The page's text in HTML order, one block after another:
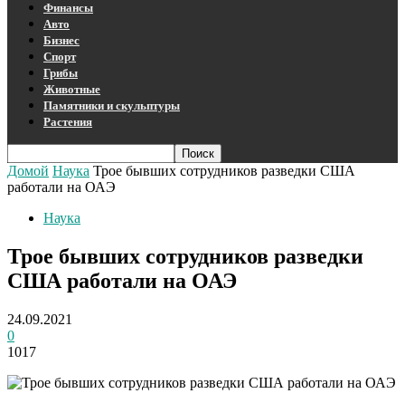
Финансы
Авто
Бизнес
Спорт
Грибы
Животные
Памятники и скульптуры
Растения
Домой Наука Трое бывших сотрудников разведки США
работали на ОАЭ
Наука
Трое бывших сотрудников разведки
США работали на ОАЭ
24.09.2021
0
1017